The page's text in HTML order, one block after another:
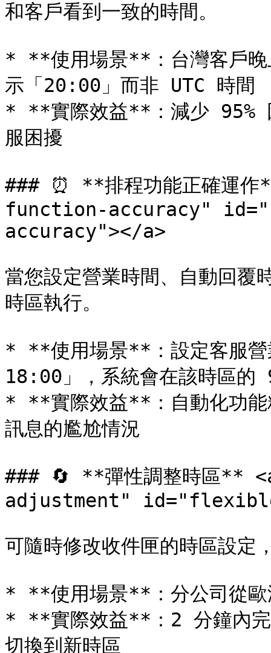
和客戶看到一致的時間。
* **使用場景**：台灣客戶晚
示「20:00」而非 UTC 時間
* **實際效益**：減少 95%
服困擾
### ⏰ **排程功能正確運
function-accuracy"
accuracy"></a>
當您設定營業時間、自動回覆
時區執行。
* **使用場景**：設定客服
18:00」，系統會在該時區的
* **實際效益**：自動化功能
訊息的尷尬情況
### 🔄 **彈性調整時區
adjustment"
可隨時修改收件匣的時區設定
* **使用場景**：分公司從歐
* **實際效益**：2 分鐘內完
切換到新時區